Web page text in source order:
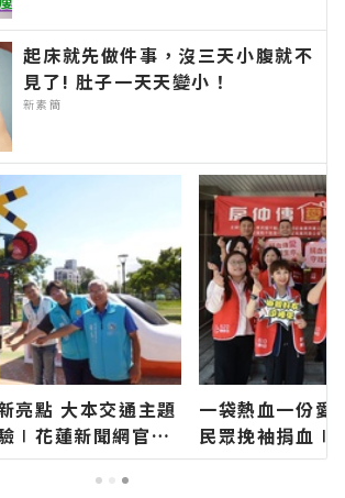
起床就先做件事，沒三天小腹就不
見了! 肚子一天天變小！
新素簡
亮點 大本交通主題
∣花蓮新聞網官方
最快速的今日新聞
一袋熱血一份
民眾挽袖捐血∣
站各類新聞－最